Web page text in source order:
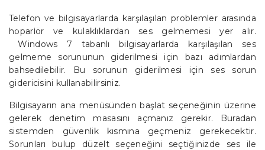
NASIL YAPILIR?
Telefon ve bilgisayarlarda karşılaşılan problemler arasında
hoparlör ve kulaklıklardan ses gelmemesi yer alır.
Windows 7 tabanlı bilgisayarlarda karşılaşılan ses
gelmeme sorununun giderilmesi için bazı adımlardan
bahsedilebilir. Bu sorunun giderilmesi için ses sorun
gidericisini kullanabilirsiniz.
Bilgisayarın ana menüsünden başlat seçeneğinin üzerine
gelerek denetim masasını açmanız gerekir. Buradan
sistemden güvenlik kısmına geçmeniz gerekecektir.
Sorunları bulup düzelt seçeneğini seçtiğinizde ses ile